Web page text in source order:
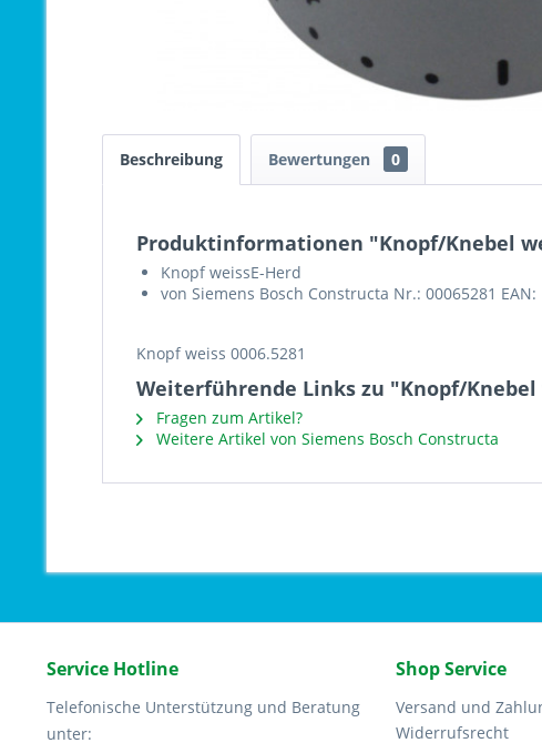
Beschreibung Bewertungen 0
Produktinformationen "Knopf/Knebel
Knopf weissE-Herd
von Siemens Bosch Constructa Nr.: 00065281 EAN:
Knopf weiss 0006.5281
Weiterführende Links zu "Knopf/Knebel
Fragen zum Artikel?
Weitere Artikel von Siemens Bosch Constructa
Service Hotline
Telefonische Unterstützung und Beratung
unter:
Shop Service
Versand und
Widerrufsrecht